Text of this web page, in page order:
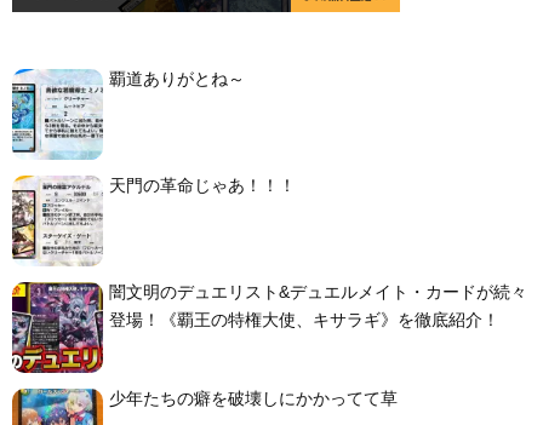
覇道ありがとね～
天門の革命じゃあ！！！
闇文明のデュエリスト&デュエルメイト・カードが続々
登場！《覇王の特権大使、キサラギ》を徹底紹介！
少年たちの癖を破壊しにかかってて草